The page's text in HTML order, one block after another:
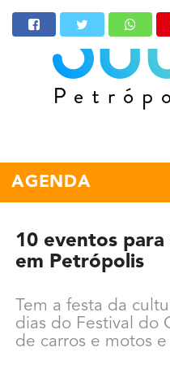
AGENDA
10 eventos
em Petrópolis
Tem a festa da
dias do Festival do
de carros e motos